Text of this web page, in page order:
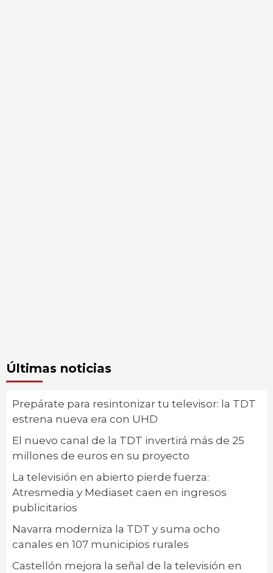
Últimas noticias
Prepárate para resintonizar tu televisor: la TDT
estrena nueva era con UHD
El nuevo canal de la TDT invertirá más de 25
millones de euros en su proyecto
La televisión en abierto pierde fuerza:
Atresmedia y Mediaset caen en ingresos
publicitarios
Navarra moderniza la TDT y suma ocho
canales en 107 municipios rurales
Castellón mejora la señal de la televisión en